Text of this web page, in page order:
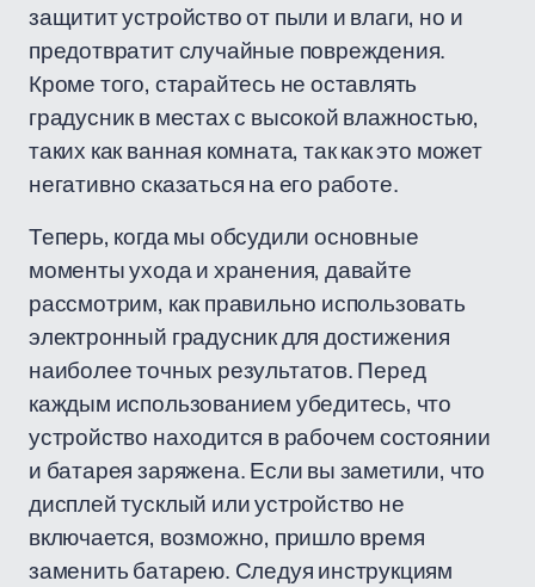
защитит устройство от пыли и влаги, но и
предотвратит случайные повреждения.
Кроме того, старайтесь не оставлять
градусник в местах с высокой влажностью,
таких как ванная комната, так как это может
негативно сказаться на его работе.
Теперь, когда мы обсудили основные
моменты ухода и хранения, давайте
рассмотрим, как правильно использовать
электронный градусник для достижения
наиболее точных результатов. Перед
каждым использованием убедитесь, что
устройство находится в рабочем состоянии
и батарея заряжена. Если вы заметили, что
дисплей тусклый или устройство не
включается, возможно, пришло время
заменить батарею. Следуя инструкциям